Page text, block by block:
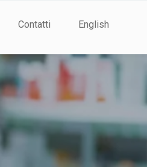
Contatti English